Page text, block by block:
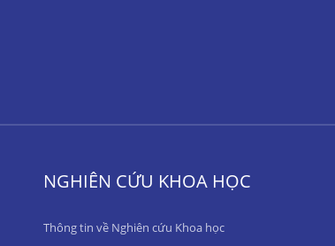
NGHIÊN CỨU KHOA HỌC
Thông tin về Nghiên cứu Khoa học